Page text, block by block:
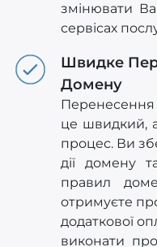
змінювати
сервісах
Швидке
Домену
Перенесення
це швидкий,
процес. Ви
дії домену
правил
отримуєте
додаткової
виконати